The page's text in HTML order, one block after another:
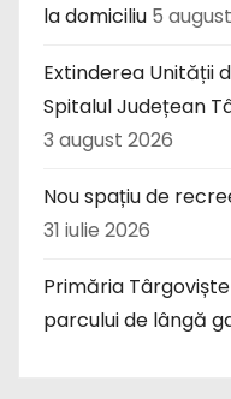
la domiciliu 5
Extinderea Unității
Spitalul Județean
3 august 2026
Nou spațiu de
31 iulie 2026
Primăria
parcului de lângă